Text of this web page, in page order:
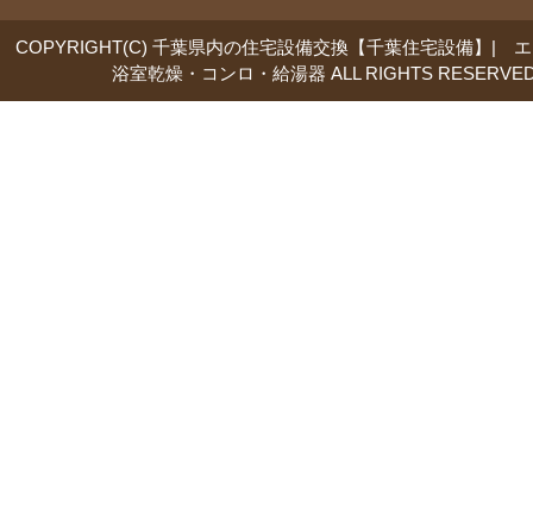
COPYRIGHT(C) 千葉県内の住宅設備交換【千葉住宅設備】|
浴室乾燥・コンロ・給湯器 ALL RIGHTS